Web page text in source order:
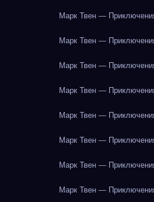
Марк Твен —
Марк Твен —
Марк Твен —
Марк Твен —
Марк Твен —
Марк Твен —
Марк Твен —
Марк Твен —